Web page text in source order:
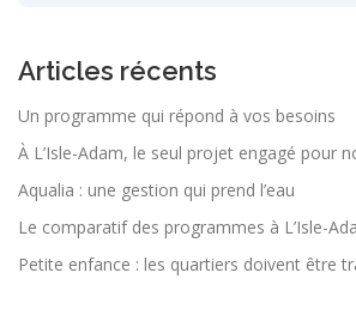
Articles récents
Un programme qui répond à vos besoins
À L’Isle-Adam, le seul projet engagé pour
Aqualia : une gestion qui prend l’eau
Le comparatif des programmes à L’Isle-
Petite enfance : les quartiers doivent être